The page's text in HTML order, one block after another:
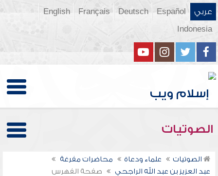
عربي Español
Deutsch
Français
English
Indonesia
الصوتيات
الصوتيات علماء ودعاة
محاضرات مفرغة
عبد العزيز بن عبد الله الراجحي
صفحة الفهرس